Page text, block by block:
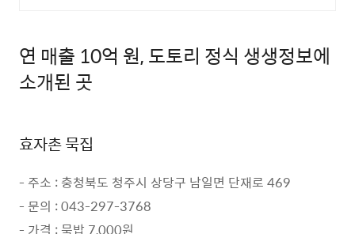
연 매출 10억 원, 도토리 정식 생생정보에
소개된 곳
효자촌 묵집
- 주소 : 충청북도 청주시 상당구 남일면 단재로 469
- 문의 : 043-297-3768
- 가격 : 묵밥 7,000원